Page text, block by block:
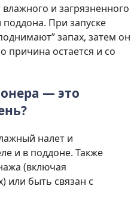
и загрязненного
При запуске
запах, затем он
причина остается и со
— это
налет и
и в поддоне. Также
(включая
или быть связан с